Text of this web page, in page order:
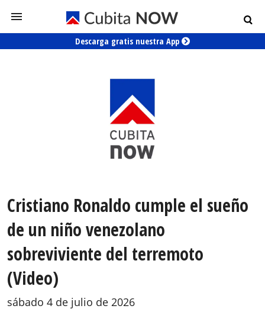
Descarga gratis nuestra App
Cristiano Ronaldo cumple el sueño
de un niño venezolano
sobreviviente del terremoto
(Video)
sábado 4 de julio de 2026